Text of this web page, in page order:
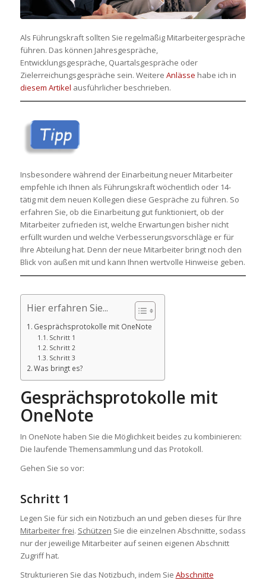
Als Führungskraft sollten Sie regelmäßig Mitarbeitergespräche
führen. Das können Jahresgespräche,
Entwicklungsgespräche, Quartalsgespräche oder
Zielerreichungsgespräche sein. Weitere Anlässe habe ich in
diesem Artikel ausführlicher beschrieben.
Insbesondere während der Einarbeitung neuer Mitarbeiter
empfehle ich Ihnen als Führungskraft wöchentlich oder 14-
tätig mit dem neuen Kollegen diese Gespräche zu führen. So
erfahren Sie, ob die Einarbeitung gut funktioniert, ob der
Mitarbeiter zufrieden ist, welche Erwartungen bisher nicht
erfüllt wurden und welche Verbesserungsvorschläge er für
Ihre Abteilung hat. Denn der neue Mitarbeiter bringt noch den
Blick von außen mit und kann Ihnen wertvolle Hinweise geben.
Hier erfahren Sie...
Gesprächsprotokolle mit OneNote
Schritt 1
Schritt 2
Schritt 3
Was bringt es?
Gesprächsprotokolle mit
OneNote
In OneNote haben Sie die Möglichkeit beides zu kombinieren:
Die laufende Themensammlung und das Protokoll.
Gehen Sie so vor:
Schritt 1
Legen Sie für sich ein Notizbuch an und geben dieses für Ihre
Mitarbeiter frei. Schützen Sie die einzelnen Abschnitte, sodass
nur der jeweilige Mitarbeiter auf seinen eigenen Abschnitt
Zugriff hat.
Strukturieren Sie das Notizbuch, indem Sie Abschnitte